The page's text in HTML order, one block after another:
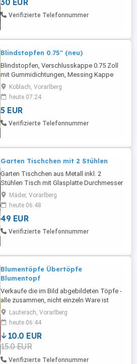
Blechstärke: ca. 0,5-0,8 mm Wer hat gute
Ideen? Radarattrappen, Stehtisch,
30 EUR
Verifizierte Telefonnummer
Blindstopfen 0.75" (neu)
Blindstopfen, Verschlusskappe 0.75 Zoll
mit Gummidichtungen, Messing Kappe
Sechskant, Schlauchkappen
Verschlusskappe G0.75",
Schlauchkappen Gewindekappe, für
Garten, Küche Wasserleitung, 3 Stück, neu
Koblach, Vorarlberg
heute 07:24
5 EUR
Verifizierte Telefonnummer
Garten Tischchen mit 2 Stühlen
Garten Tischchen aus Metall inkl. 2
Stühlen Tisch mit Glasplatte Durchmesser
ca.60cm
Mäder, Vorarlberg
heute 06:48
49 EUR
Verifizierte Telefonnummer
Blumentöpfe Übertöpfe
Blumentopf
Verkaufe die im Bild abgebildeten Töpfe -
alle zusammen, nicht einzeln Ware ist
gebraucht, manchmal leicht verschmutzt
inwanding, aussen aber 1A bei Interesse
einfach melden ! --------------- WICHTIG
muss leider wegen schlechter Erfahrung
erwähnen: Barverkauf bei Warenabholung
kein Versand, ...
Lauterach, Vorarlberg
heute 06:44
10.0 EUR
15.0 EUR
Verifizierte Telefonnummer